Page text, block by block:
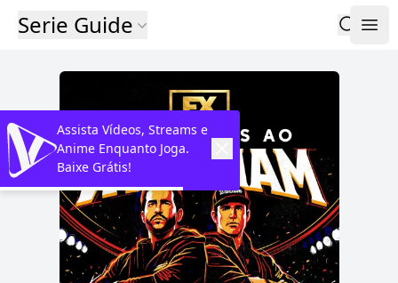
Serie Guide
Assista Vídeos, Streams e
Anime Enquanto Joga.
Baixe Grátis!